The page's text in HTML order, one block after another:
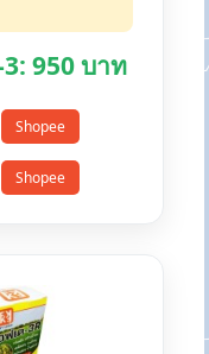
950 บาท
Shopee
Shopee